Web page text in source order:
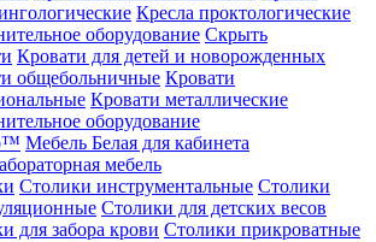
Кресла проктологические
оборудование Скрыть
Кровати для детей и новорожденных
общебольничные Кровати
Кровати металлические
оборудование
Мебель Белая для кабинета
мебель
Столики инструментальные Столики
Столики для детских весов
для забора крови Столики прикроватные